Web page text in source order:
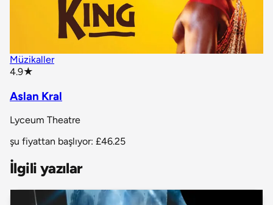
Müzikaller
4.9★
Aslan Kral
Lyceum Theatre
şu fiyattan başlıyor: £46.25
İlgili yazılar